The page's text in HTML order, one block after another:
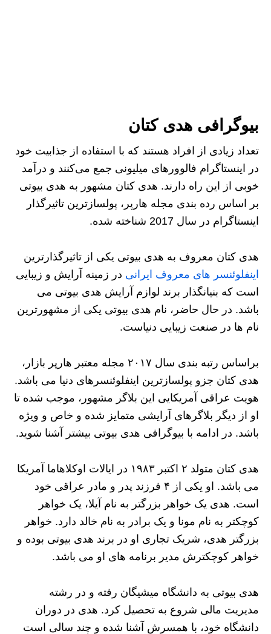
بیوگرافی هدی کتان
تعداد زیادی از افراد هستند که با استفاده از جذابیت خود
در اینستاگرام فالوورهای میلیونی جمع می‌کنند و درآمد
خوبی از این راه دارند. هدی کتان مشهور به هدی بیوتی
بر اساس رده بندی مجله هارپر، پولسازترین تاثیرگذار
اینستاگرام در سال 2017 شناخته شده.
هدی کتان معروف به هدی بیوتی یکی از تاثیرگذارترین
اینفلوئنسر های معروف ایرانی در زمینه آرایش و زیبایی
است که بنیانگذار برند لوازم آرایش هدی بیوتی می
باشد. در حال حاضر، نام هدی بیوتی یکی از مشهورترین
نام ها در صنعت زیبایی دنیاست.
براساس رتبه بندی سال ۲۰۱۷ مجله معتبر هارپر بازار،
هدی کتان جزو پولسازترین اینفلوئنسرهای دنیا می باشد.
هویت عراقی آمریکایی این بلاگر مشهور، موجب شده تا
او از دیگر بلاگرهای آرایشی متمایز شده و خاص و ویژه
باشد. در ادامه با بیوگرافی هدی بیوتی بیشتر آشنا شوید.
هدی کتان متولد ۲ اکتبر ۱۹۸۳ در ایالات اوکلاهاما آمریکا
می باشد. او یکی از ۴ فرزند پدر و مادر عراقی خود
است. هدی یک خواهر بزرگتر به نام آیلا، یک خواهر
کوچکتر به نام مونا و یک برادر به نام خالد دارد. خواهر
بزرگتر هدی، شریک تجاری او در برند هدی بیوتی بوده و
خواهر کوچکترش مدیر برنامه های او می باشد.
هدی بیوتی به دانشگاه میشیگان رفته و در رشته
مدیریت مالی شروع به تحصیل کرد. هدی در دوران
دانشگاه خود، با همسرش آشنا شده و چند سالی است